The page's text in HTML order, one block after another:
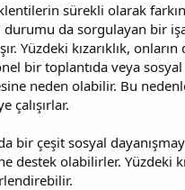
sürekli olarak
da sorgulayan bir
Yüzdeki kızarıklık,
bir toplantıda veya
neden olabilir. Bu
çalışırlar.
bir çeşit sosyal
destek olabilirler. Yüzdeki